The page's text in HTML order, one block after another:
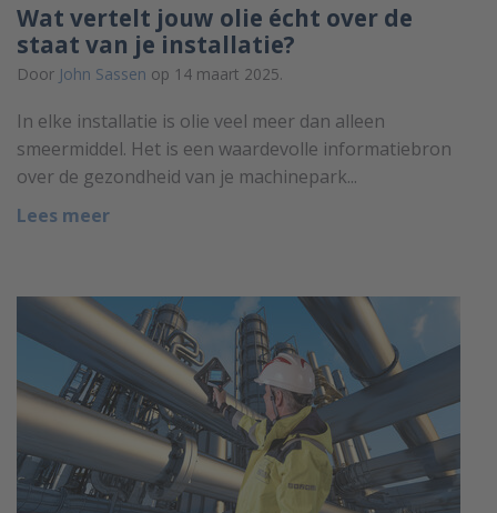
Wat vertelt jouw olie écht over de
staat van je installatie?
Door John Sassen op 14 maart 2025.
In elke installatie is olie veel meer dan alleen
smeermiddel. Het is een waardevolle informatiebron
over de gezondheid van je machinepark...
Lees meer